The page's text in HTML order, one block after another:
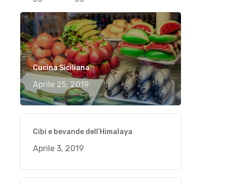
Cucina Siciliana
Aprile 25, 2019
Cibi e bevande dell’Himalaya
Aprile 3, 2019